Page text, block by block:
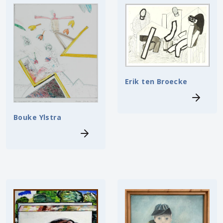
Bouke Ylstra
Erik ten Broecke